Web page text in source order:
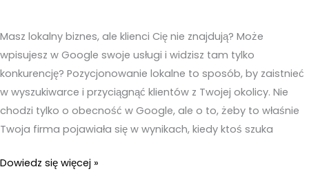
Masz lokalny biznes, ale klienci Cię nie znajdują? Może
wpisujesz w Google swoje usługi i widzisz tam tylko
konkurencję? Pozycjonowanie lokalne to sposób, by zaistnieć
w wyszukiwarce i przyciągnąć klientów z Twojej okolicy. Nie
chodzi tylko o obecność w Google, ale o to, żeby to właśnie
Twoja firma pojawiała się w wynikach, kiedy ktoś szuka
Czy
Dowiedz się więcej »